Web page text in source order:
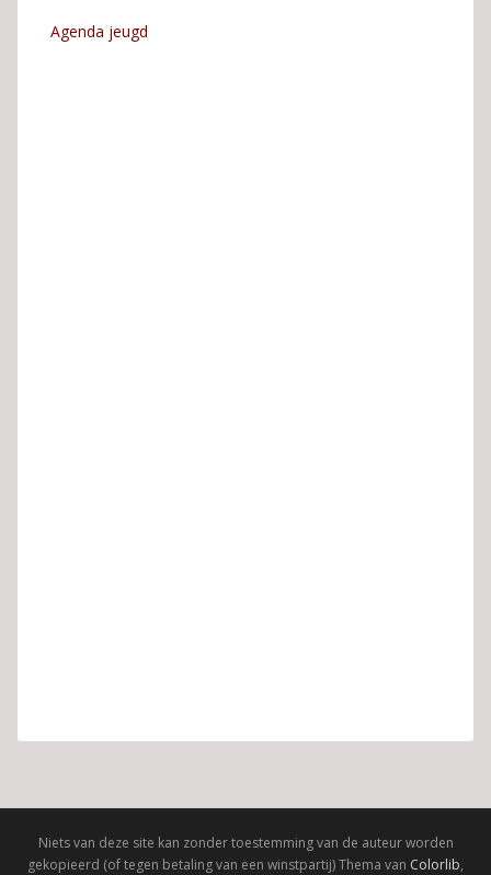
Agenda jeugd
Niets van deze site kan zonder toestemming van de auteur worden
gekopieerd (of tegen betaling van een winstpartij) Thema van Colorlib,